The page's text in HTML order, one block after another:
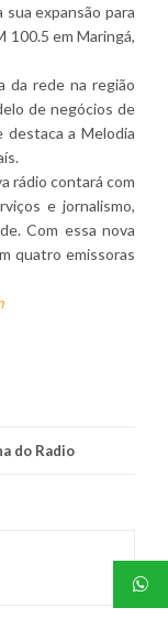
expansão para
100.5 em Maringá,
da rede na região
de negócios de
destaca a Melodia
rádio contará com
e jornalismo,
Com essa nova
quatro emissoras
do Radio